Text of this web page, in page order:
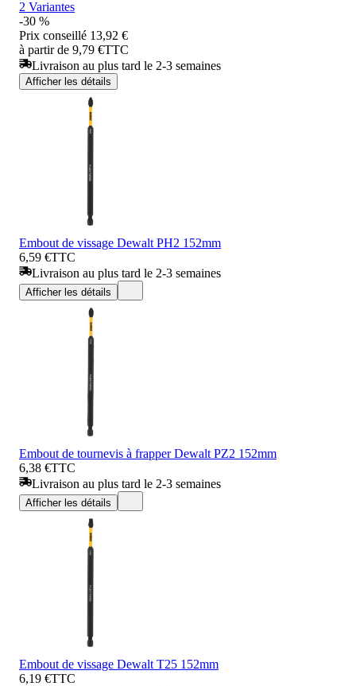
2 Variantes
-30 %
Prix conseillé 13,92 €
à partir de 9,79 €TTC
Livraison au plus tard le 2-3 semaines
Afficher les détails
Embout de vissage Dewalt PH2 152mm
6,59 €TTC
Livraison au plus tard le 2-3 semaines
Afficher les détails
Embout de tournevis à frapper Dewalt PZ2 152mm
6,38 €TTC
Livraison au plus tard le 2-3 semaines
Afficher les détails
Embout de vissage Dewalt T25 152mm
6,19 €TTC